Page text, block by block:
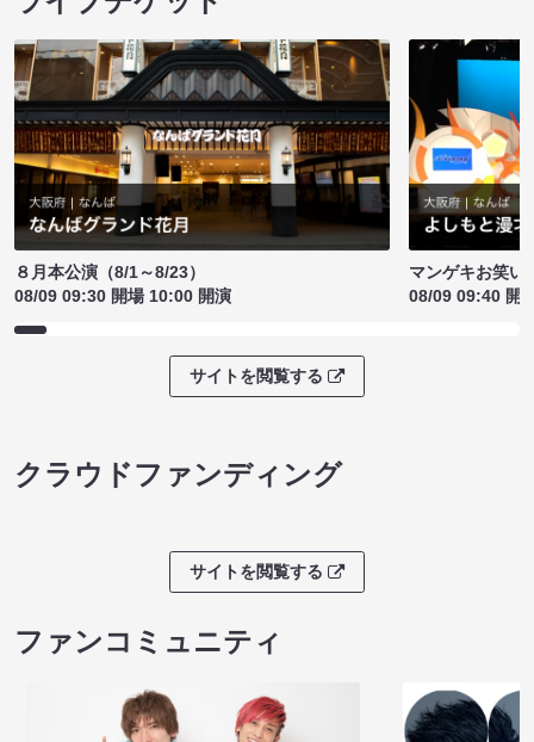
８月本公演（8/1～8/23）
08/09 09:30 開場 10:00 開演
マンゲキお笑い
08/09 09:40 開
サイトを閲覧する
クラウドファンディング
サイトを閲覧する
ファンコミュニティ